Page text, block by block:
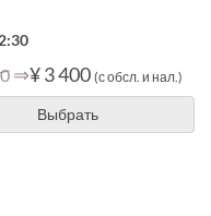
⇒¥ 3 400 (с обсл. и нал.)
Выбрать